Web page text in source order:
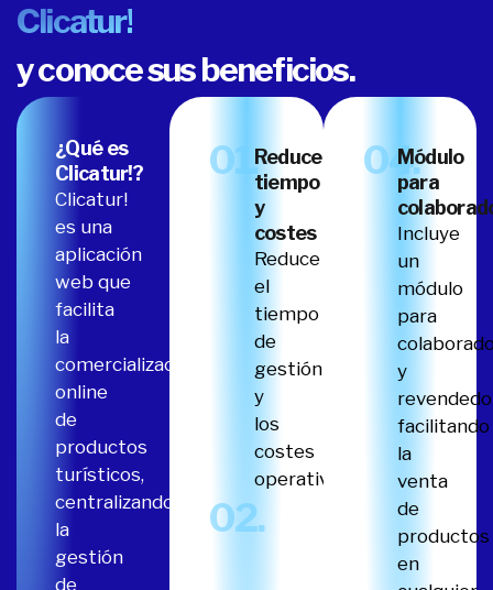
Clicatur!
y conoce sus beneficios.
¿Qué es
Clicatur!?
Clicatur!
es una
aplicación
web que
facilita
la
comercialización
online
de
productos
turísticos,
centralizando
la
gestión
de
01.Reduce
tiempo
y
costes
Reduce
el
tiempo
de
gestión
y
los
costes
operativos.
02.
Facilidad y
eficiencia
Permite
04.Módulo
para
Incluye
un
módulo
para
y
facilitando
la
venta
de
productos
en